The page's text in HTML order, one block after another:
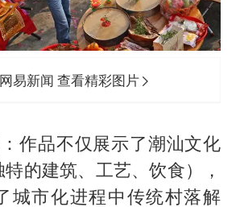
易新闻 查看精彩图片
作品不仅展示了潮汕文化
的建筑、工艺、饮食），
城市化进程中传统村落解